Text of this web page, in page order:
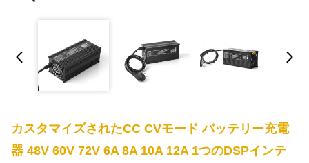
カスタマイズされたCC CVモード バッテリー充電
器 48V 60V 72V 6A 8A 10A 12A 1つのDSPインテ